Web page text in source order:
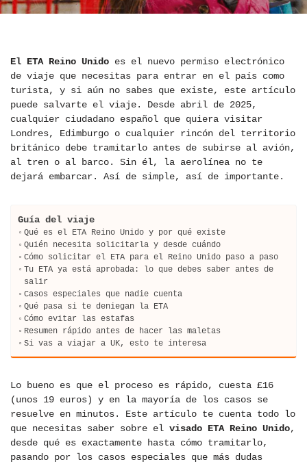
El ETA Reino Unido es el nuevo permiso electrónico
de viaje que necesitas para entrar en el país como
turista, y si aún no sabes que existe, este artículo
puede salvarte el viaje. Desde abril de 2025,
cualquier ciudadano español que quiera visitar
Londres, Edimburgo o cualquier rincón del territorio
británico debe tramitarlo antes de subirse al avión,
al tren o al barco. Sin él, la aerolínea no te
dejará embarcar. Así de simple, así de importante.
Guía del viaje
Qué es el ETA Reino Unido y por qué existe
Quién necesita solicitarla y desde cuándo
Cómo solicitar el ETA para el Reino Unido paso a paso
Tu ETA ya está aprobada: lo que debes saber antes de
salir
Casos especiales que nadie cuenta
Qué pasa si te deniegan la ETA
Cómo evitar las estafas
Resumen rápido antes de hacer las maletas
Si vas a viajar a UK, esto te interesa
Lo bueno es que el proceso es rápido, cuesta £16
(unos 19 euros) y en la mayoría de los casos se
resuelve en minutos. Este artículo te cuenta todo lo
que necesitas saber sobre el visado ETA Reino Unido,
desde qué es exactamente hasta cómo tramitarlo,
pasando por los casos especiales que más dudas